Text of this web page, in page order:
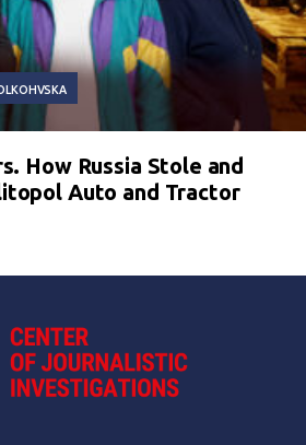
How Russia Stole and
Auto and Tractor